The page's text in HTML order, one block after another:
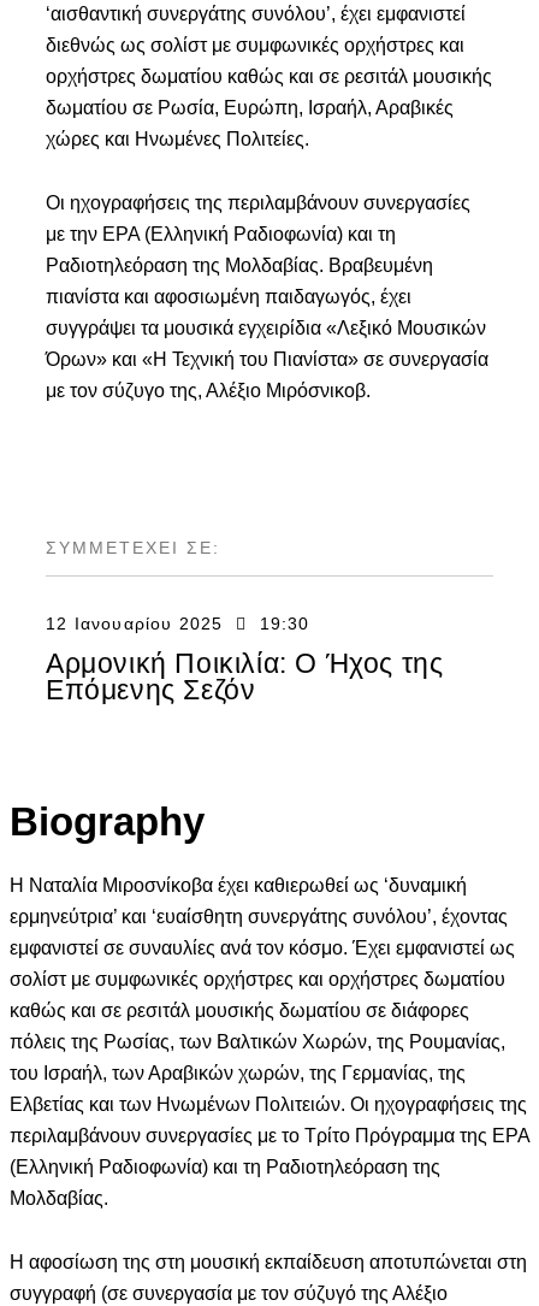
‘αισθαντική συνεργάτης συνόλου’, έχει εμφανιστεί
διεθνώς ως σολίστ με συμφωνικές ορχήστρες και
ορχήστρες δωματίου καθώς και σε ρεσιτάλ μουσικής
δωματίου σε Ρωσία, Ευρώπη, Ισραήλ, Αραβικές
χώρες και Ηνωμένες Πολιτείες.
Οι ηχογραφήσεις της περιλαμβάνουν συνεργασίες
με την ΕΡΑ (Ελληνική Ραδιοφωνία) και τη
Ραδιοτηλεόραση της Μολδαβίας. Βραβευμένη
πιανίστα και αφοσιωμένη παιδαγωγός, έχει
συγγράψει τα μουσικά εγχειρίδια «Λεξικό Μουσικών
Όρων» και «Η Τεχνική του Πιανίστα» σε συνεργασία
με τον σύζυγο της, Αλέξιο Μιρόσνικοβ.
ΣΥΜΜΕΤΕΧΕΙ ΣΕ:
12 Ιανουαρίου 2025 19:30
Αρμονική Ποικιλία: Ο Ήχος της
Επόμενης Σεζόν
Biography
Η Ναταλία Μιροσνίκοβα έχει καθιερωθεί ως ‘δυναμική
ερμηνεύτρια’ και ‘ευαίσθητη συνεργάτης συνόλου’, έχοντας
εμφανιστεί σε συναυλίες ανά τον κόσμο. Έχει εμφανιστεί ως
σολίστ με συμφωνικές ορχήστρες και ορχήστρες δωματίου
καθώς και σε ρεσιτάλ μουσικής δωματίου σε διάφορες
πόλεις της Ρωσίας, των Βαλτικών Χωρών, της Ρουμανίας,
του Ισραήλ, των Αραβικών χωρών, της Γερμανίας, της
Ελβετίας και των Ηνωμένων Πολιτειών. Οι ηχογραφήσεις της
περιλαμβάνουν συνεργασίες με το Τρίτο Πρόγραμμα της ΕΡΑ
(Ελληνική Ραδιοφωνία) και τη Ραδιοτηλεόραση της
Μολδαβίας.
Η αφοσίωση της στη μουσική εκπαίδευση αποτυπώνεται στη
συγγραφή (σε συνεργασία με τον σύζυγό της Αλέξιο